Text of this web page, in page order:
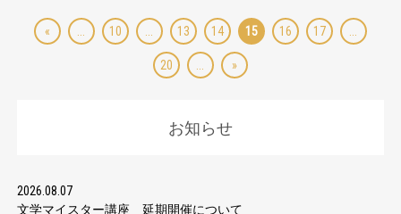
« 10 13 14 15 16 17
20 »
お知らせ
2026.08.07
文学マイスター講座 延期開催について